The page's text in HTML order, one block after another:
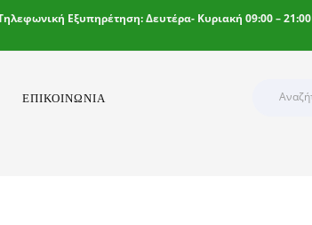
Εξυπηρέτηση: Δευτέρα- Κυριακή 09:00 – 21:00
ΕΠΙΚΟΙΝΩΝΊΑ